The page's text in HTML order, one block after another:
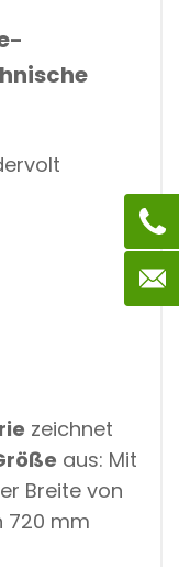
zeichnet
aus: Mit
Breite von
720 mm